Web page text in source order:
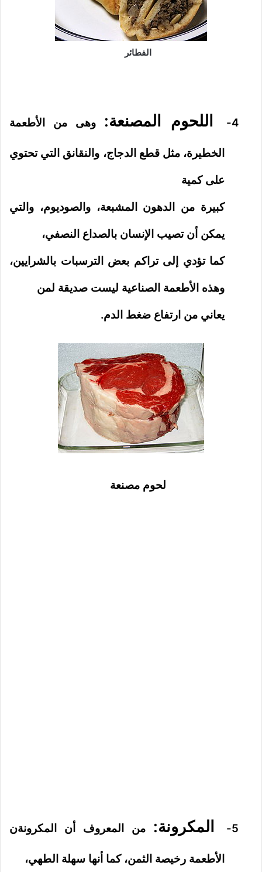
الفطائر
4- اللحوم المصنعة: وهى من الأطعمة
الخطيرة، مثل قطع الدجاج، والنقانق التي تحتوي
على كمية
كبيرة من الدهون المشبعة، والصوديوم، والتي
يمكن أن تصيب الإنسان بالصداع النصفي،
كما تؤدي إلى تراكم بعض الترسبات بالشرايين،
وهذه الأطعمة الصناعية ليست صديقة لمن
يعاني من ارتفاع ضغط الدم.
لحوم مصنعة
5- المكرونة: من المعروف أن المكرونةن
الأطعمة رخيصة الثمن، كما أنها سهلة الطهي،